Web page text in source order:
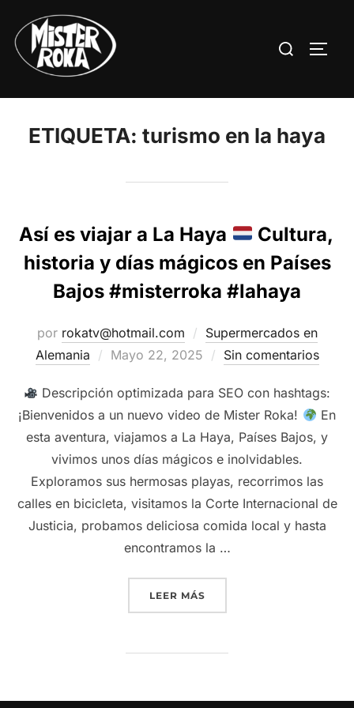
contenido
Buscar:
ETIQUETA: turismo en la haya
Así es viajar a La Haya
Cultura,
historia y días mágicos en Países
Bajos #misterroka #lahaya
por rokatv@hotmail.com
Supermercados en
Alemania
Publicado
Mayo 22, 2025 Sin comentarios
Descripción optimizada para SEO con hashtags:
¡Bienvenidos a un nuevo video de Mister Roka!
En
esta aventura, viajamos a La Haya, Países Bajos, y
vivimos unos días mágicos e inolvidables.
Exploramos sus hermosas playas, recorrimos las
calles en bicicleta, visitamos la Corte Internacional de
Justicia, probamos deliciosa comida local y hasta
encontramos la …
LEER MÁS“ASÍ ES VIAJAR A LA